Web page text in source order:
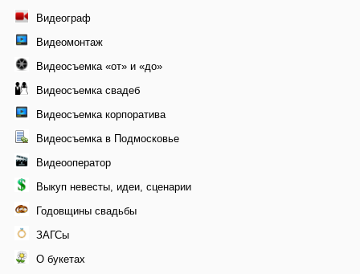
Видеограф
Видеомонтаж
Видеосъемка «от» и «до»
Видеосъемка свадеб
Видеосъемка корпоратива
Видеосъемка в Подмосковье
Видеооператор
Выкуп невесты, идеи, сценарии
Годовщины свадьбы
ЗАГСы
О букетах